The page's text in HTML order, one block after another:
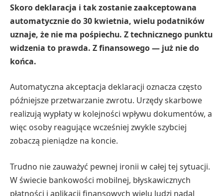
Skoro deklaracja i tak zostanie zaakceptowana
automatycznie do 30 kwietnia, wielu podatników
uznaje, że nie ma pośpiechu. Z technicznego punktu
widzenia to prawda. Z finansowego — już nie do
końca.
Automatyczna akceptacja deklaracji oznacza często
późniejsze przetwarzanie zwrotu. Urzędy skarbowe
realizują wypłaty w kolejności wpływu dokumentów, a
więc osoby reagujące wcześniej zwykle szybciej
zobaczą pieniądze na koncie.
Trudno nie zauważyć pewnej ironii w całej tej sytuacji.
W świecie bankowości mobilnej, błyskawicznych
płatności i aplikacji finansowych wielu ludzi nadal